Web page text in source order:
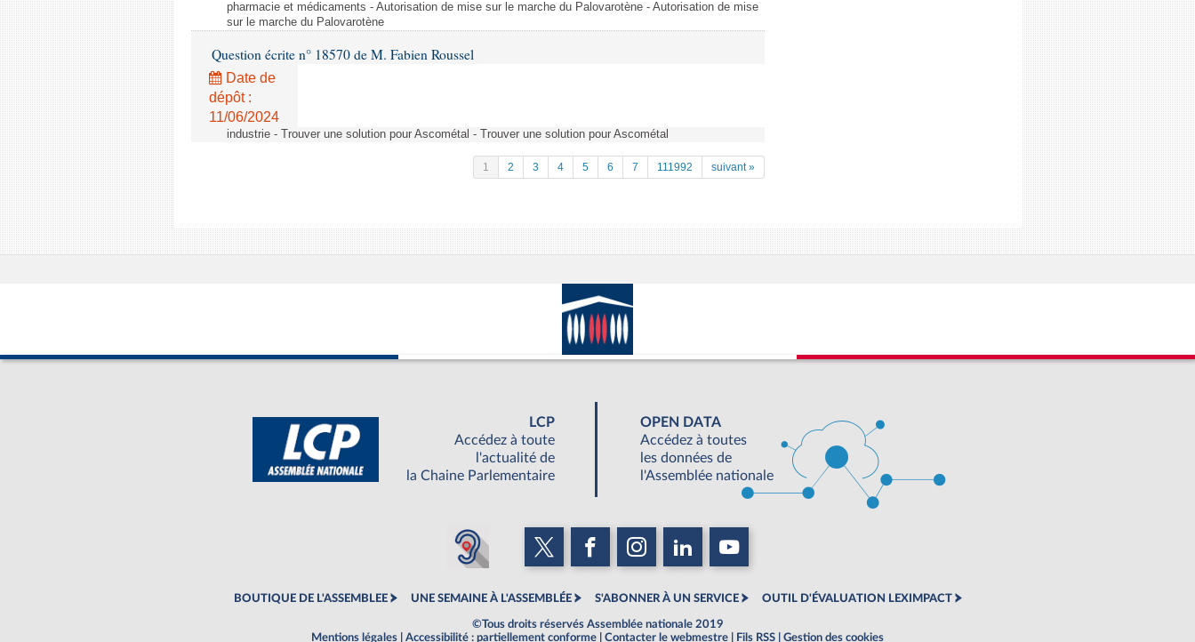
pharmacie et médicaments - Autorisation de mise sur le marche du Palovarotène - Autorisation de mise
sur le marche du Palovarotène
Question écrite n° 18570 de M. Fabien Roussel
Date de
dépôt :
11/06/2024
industrie - Trouver une solution pour Ascométal - Trouver une solution pour Ascométal
1 2 3 4 5 6 7 111992 suivant »
LCP
Accédez à toute
l'actualité de
la Chaine Parlementaire
OPEN DATA
Accédez à toutes
les données de
l'Assemblée nationale
BOUTIQUE DE L'ASSEMBLEE UNE SEMAINE À L'ASSEMBLÉE S'ABONNER À UN SERVICE OUTIL D'ÉVALUATION LEXIMPACT
©Tous droits réservés Assemblée nationale 2019
Mentions légales
Accessibilité : partiellement conforme Contacter le webmestre Fils RSS Gestion des cookies